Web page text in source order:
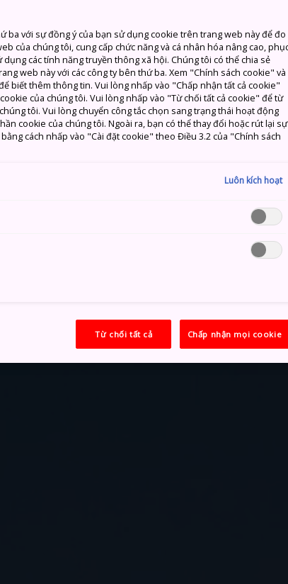
ba với sự đồng ý của bạn sử dụng cookie trên trang web này để đo
của chúng tôi, cung cấp chức năng và cá nhân hóa nâng cao,
dụng các tính năng truyền thông xã hội. Chúng tôi có thể chia sẻ
web này với các công ty bên thứ ba. Xem "Chính sách cookie" và
biết thêm thông tin. Vui lòng nhấp vào "Chấp nhận tất cả cookie"
của chúng tôi. Vui lòng nhấp vào "Từ chối tất cả cookie" để từ
tôi. Vui lòng chuyển công tắc chọn sang trạng thái hoạt động
cookie của chúng tôi. Ngoài ra, bạn có thể thay đổi hoặc rút lại sự
cách nhấp vào "Cài đặt cookie" theo Điều 3.2 của "Chính sách
Luôn kích hoạt
Từ chối tất cả Chấp nhận mọi cookie